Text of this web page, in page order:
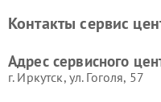
Контакты сервис
Адрес сервисного
г. Иркутск, ул. ​Гоголя, 57